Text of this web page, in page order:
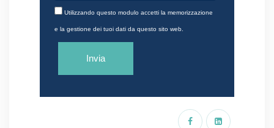
Utilizzando questo modulo accetti la memorizzazione
e la gestione dei tuoi dati da questo sito web.